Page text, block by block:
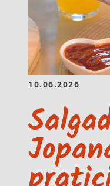
10.06.2026